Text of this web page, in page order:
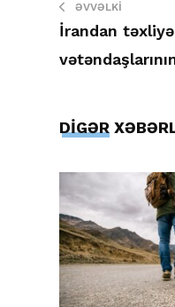
ƏVVƏLKI
İrandan
DİGƏR